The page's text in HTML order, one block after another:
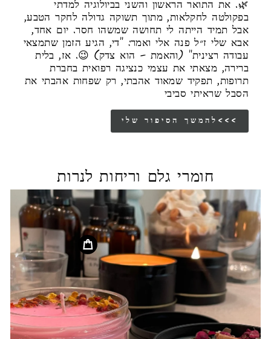
🌿. את התואר הראשון והשני בביולוגיה למדתי
בפקולטה לחקלאות, מתוך תשוקה גדולה לחקר הטבע,
אבל תמיד הייתה לי תחושה שמשהו חסר. יום אחד,
אבא שלי ז״ל פנה אלי ואמר: "די, הגיע הזמן שתמצאי
עבודה רצינית" (והאמת – הוא צדק) 😉. אז, בלית
ברירה, מצאתי את עצמי כנציגה רפואית בחברת
תרופות, תפקיד שמאוד אהבתי, רק שפחות אהבתי את
הסבל שראיתי סביבי
להמשך הסיפור שלי<<<
חומרי גלם וריחות לנרות